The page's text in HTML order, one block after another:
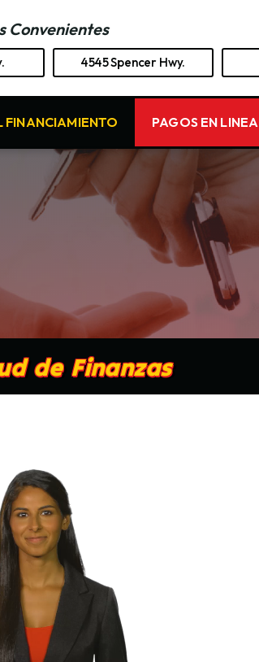
Convenientes
4545 Spencer Hwy.
FINANCIAMIENTO PAGOS EN LINEA
de Finanzas